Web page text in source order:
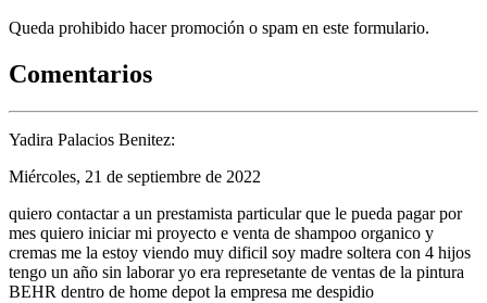
Queda prohibido hacer promoción o spam en este formulario.
Comentarios
Yadira Palacios Benitez:
Miércoles, 21 de septiembre de 2022
quiero contactar a un prestamista particular que le pueda pagar por
mes quiero iniciar mi proyecto e venta de shampoo organico y
cremas me la estoy viendo muy dificil soy madre soltera con 4 hijos
tengo un año sin laborar yo era represetante de ventas de la pintura
BEHR dentro de home depot la empresa me despidio